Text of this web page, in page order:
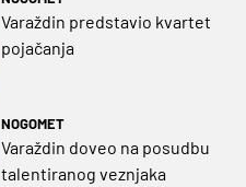
Varaždin predstavio kvartet
pojačanja
NOGOMET
Varaždin doveo na posudbu
talentiranog veznjaka